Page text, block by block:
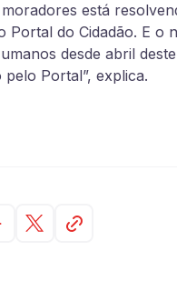
está
Portal do Cidadão. E o
desde abril
Portal”, explica.